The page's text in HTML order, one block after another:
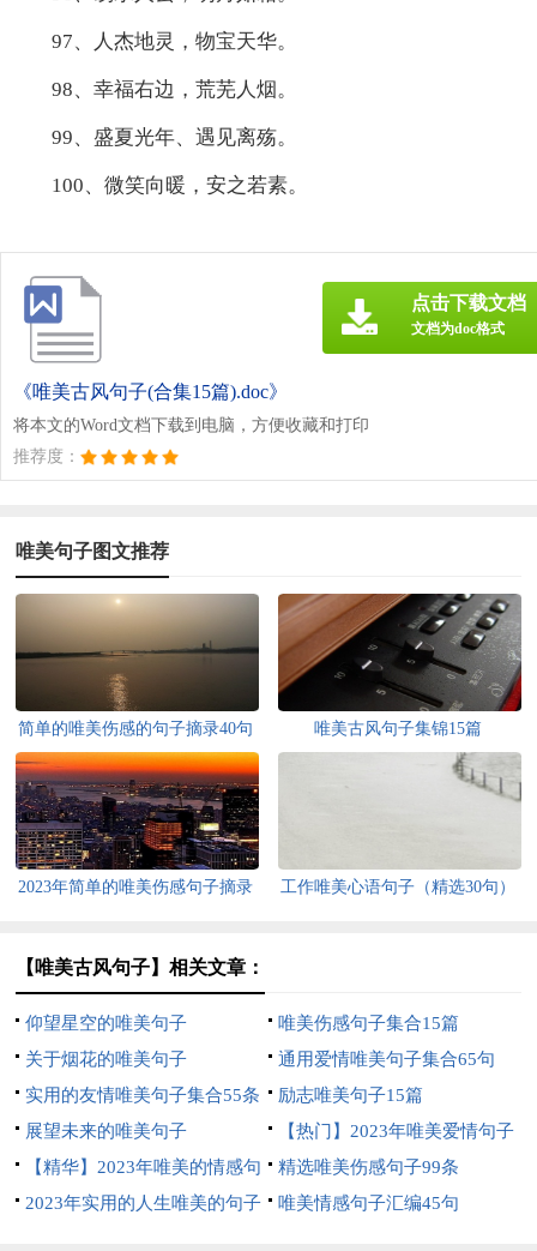
97、人杰地灵，物宝天华。
98、幸福右边，荒芜人烟。
99、盛夏光年、遇见离殇。
100、微笑向暖，安之若素。
《唯美古风句子(合集15篇).doc》
将本文的Word文档下载到电脑，方便收藏和打印
推荐度：
点击下载文档
文档为doc格式
唯美句子图文推荐
简单的唯美伤感的句子摘录40句 唯美古风句子集锦15篇
2023年简单的唯美伤感句子摘录
工作唯美心语句子（精选30句）
【唯美古风句子】相关文章：
仰望星空的唯美句子
唯美伤感句子集合15篇
关于烟花的唯美句子
通用爱情唯美句子集合65句
实用的友情唯美句子集合55条
励志唯美句子15篇
展望未来的唯美句子
【热门】2023年唯美爱情句子
集合40条
【精华】2023年唯美的情感句
子合集68句
精选唯美伤感句子99条
2023年实用的人生唯美的句子
唯美情感句子汇编45句